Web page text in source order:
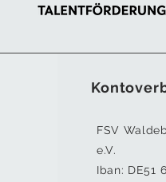
FSV
e.V.
Iban: DE51